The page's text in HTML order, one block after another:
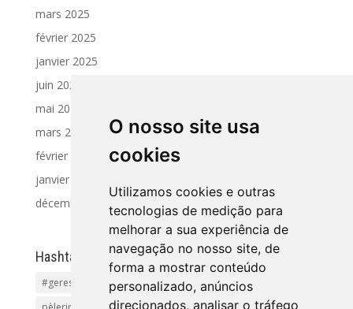
O nosso site usa
cookies
Utilizamos cookies e outras
tecnologias de medição para
melhorar a sua experiência de
navegação no nosso site, de
forma a mostrar conteúdo
personalizado, anúncios
direcionados, analisar o tráfego
mars 2025
février 2025
janvier 2025
juin 2024
mai 2024
mars 2024
février 2024
janvier 2024
décembre 2023
Hashtag
#geres Activités et Excursions Pet friendly